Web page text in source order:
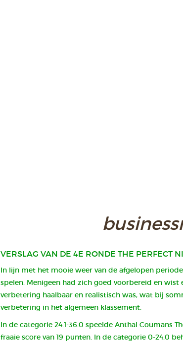
VERSLAG VAN DE 4E RONDE THE PERFECT
In lijn met het mooie weer van de afgelopen
spelen. Menigeen had zich goed voorbereid en wist
verbetering haalbaar en realistisch was, wat bij
verbetering in het algemeen klassement.
In de categorie 24.1-36.0 speelde Anthal Coumans
fraaie score van 19 punten. In de categorie 0-24.0